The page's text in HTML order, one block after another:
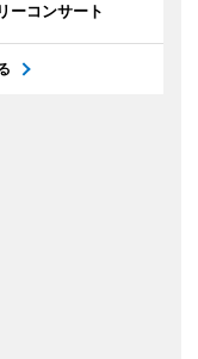
ーコンサート